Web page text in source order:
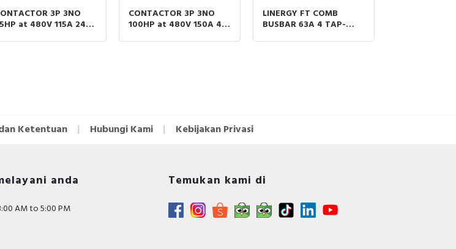
3P 3NO
at 480V 115A 24-
CONTACTOR 3P 3NO
100HP at 480V 150A 48-
LINERGY FT COMB
BUSBAR 63A 4 TAP-
Ketentuan Hubungi Kami Kebijakan Privasi
anda
AM to 5:00 PM
Temukan kami di